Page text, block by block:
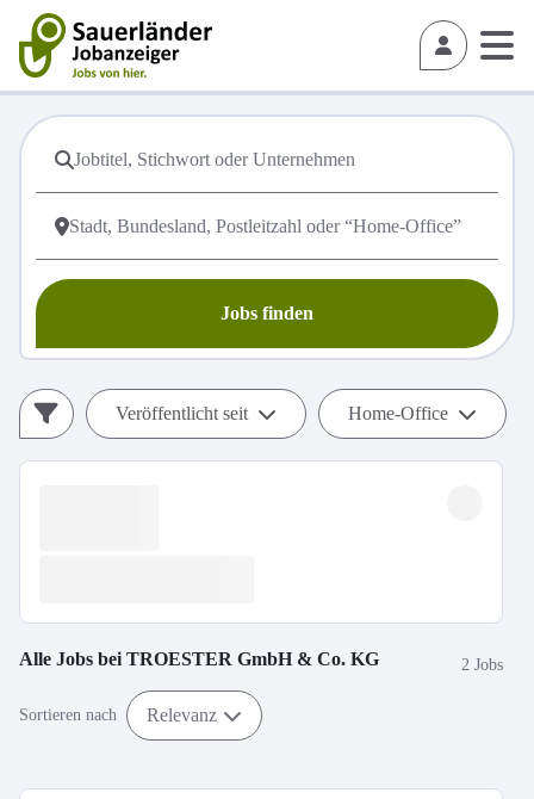
Jobs finden
Veröffentlicht seit Home-Office
Alle Jobs bei TROESTER GmbH & Co. KG 2 Jobs
Sortieren nach Relevanz